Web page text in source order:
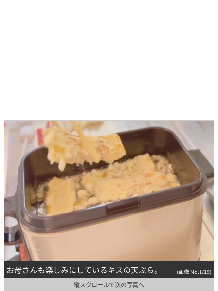
お母さんも楽しみにしているキスの天ぷら。 (画像 No.1/19)
縦スクロールで次の写真へ